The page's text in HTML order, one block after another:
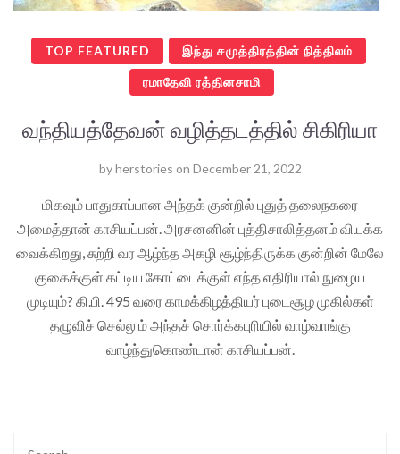
TOP FEATURED இந்து சமுத்திரத்தின் நித்திலம்
ரமாதேவி ரத்தினசாமி
வந்தியத்தேவன் வழித்தடத்தில் சிகிரியா
byherstories on December 21, 2022
மிகவும் பாதுகாப்பான அந்தக் குன்றில் புதுத் தலைநகரை
அமைத்தான் காசியப்பன். அரசனனின் புத்திசாலித்தனம் வியக்க
வைக்கிறது, சுற்றி வர ஆழ்ந்த அகழி சூழ்ந்திருக்க குன்றின் மேலே
குகைக்குள் கட்டிய கோட்டைக்குள் எந்த எதிரியால் நுழைய
முடியும்? கி.பி. 495 வரை காமக்கிழத்தியர் புடைசூழ முகில்கள்
தழுவிச் செல்லும் அந்தச் சொர்க்கபுரியில் வாழ்வாங்கு
வாழ்ந்துகொண்டான் காசியப்பன்.